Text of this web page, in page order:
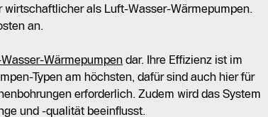
wirtschaftlicher als Luft-Wasser-Wärmepumpen.
an.
Wärmepumpendar. Ihre Effizienz ist im
Typen am höchsten, dafür sind auch hier für
erforderlich. Zudem wird das System
und -qualität beeinflusst.